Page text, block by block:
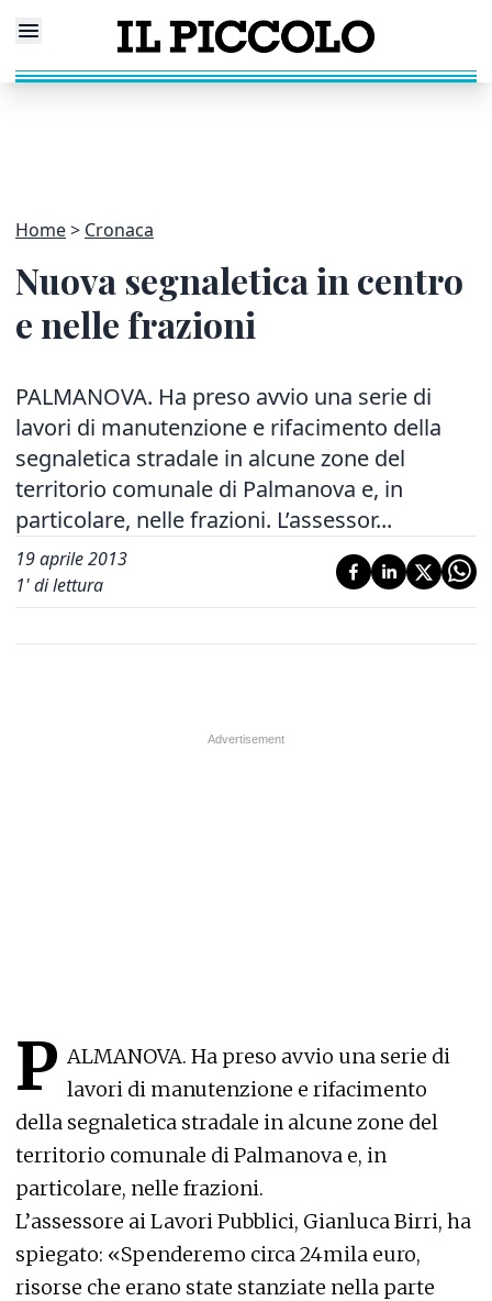
Home Cronaca
Nuova segnaletica in centro
e nelle frazioni
PALMANOVA. Ha preso avvio una serie di
lavori di manutenzione e rifacimento della
segnaletica stradale in alcune zone del
territorio comunale di Palmanova e, in
particolare, nelle frazioni. L’assessor...
19 aprile 2013
1' di lettura
P ALMANOVA. Ha preso avvio una serie di
lavori di manutenzione e rifacimento
della segnaletica stradale in alcune zone del
territorio comunale di Palmanova e, in
particolare, nelle frazioni.
L’assessore ai Lavori Pubblici, Gianluca Birri, ha
spiegato: «Spenderemo circa 24mila euro,
risorse che erano state stanziate nella parte